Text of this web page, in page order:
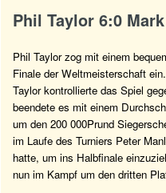
Phil Taylor 6:0
Phil Taylor zog mit einem
Finale der Weltmeisterschaft ein.
Taylor kontrollierte das Spiel
beendete es mit einem
um den 200 000Prund
im Laufe des Turniers Peter
hatte, um ins Halbfinale
nun im Kampf um den dritten